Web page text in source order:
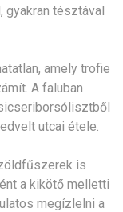
gyakran tésztával
amely trofie
A faluban
utcai étele.
is
a kikötő melletti
megízlelni a